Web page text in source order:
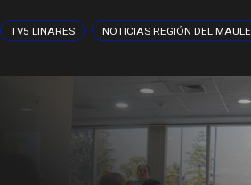
TV5 LINARES NOTICIAS REGIÓN DEL MAULE